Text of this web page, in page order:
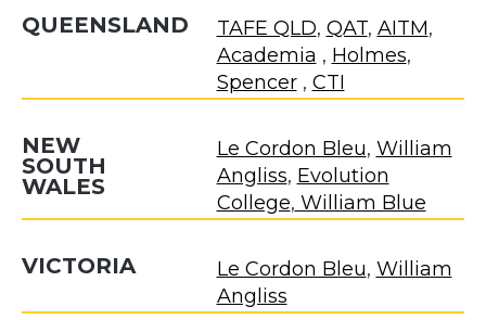
QUEENSLAND TAFE QLD, QAT, AITM,
Academia , Holmes,
Spencer, CTI
NEW
SOUTH
WALES
Le Cordon Bleu, William
Angliss, Evolution
College, William Blue
VICTORIA Le Cordon Bleu, William
Angliss